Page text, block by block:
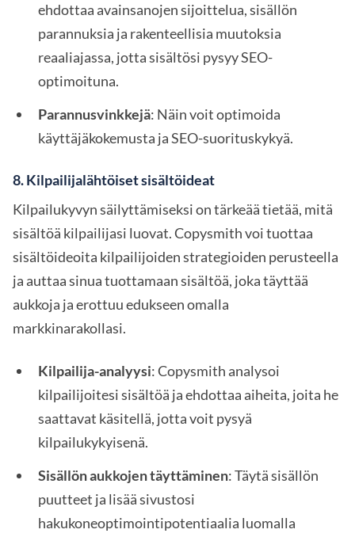
ehdottaa avainsanojen sijoittelua, sisällön
parannuksia ja rakenteellisia muutoksia
reaaliajassa, jotta sisältösi pysyy SEO-
optimoituna.
Parannusvinkkejä: Näin voit optimoida
käyttäjäkokemusta ja SEO-suorituskykyä.
8.Kilpailijalähtöiset sisältöideat
Kilpailukyvyn säilyttämiseksi on tärkeää tietää, mitä
sisältöä kilpailijasi luovat. Copysmith voi tuottaa
sisältöideoita kilpailijoiden strategioiden perusteella
ja auttaa sinua tuottamaan sisältöä, joka täyttää
aukkoja ja erottuu edukseen omalla
markkinarakollasi.
Kilpailija-analyysi: Copysmith analysoi
kilpailijoitesi sisältöä ja ehdottaa aiheita, joita he
saattavat käsitellä, jotta voit pysyä
kilpailukykyisenä.
Sisällön aukkojen täyttäminen: Täytä sisällön
puutteet ja lisää sivustosi
hakukoneoptimointipotentiaalia luomalla